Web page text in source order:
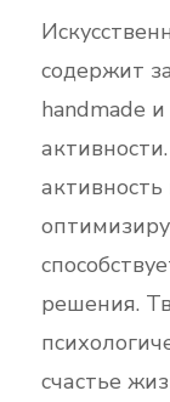
содержит
handmade
активность
решения.
счастье